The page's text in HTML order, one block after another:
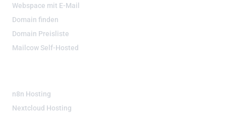
Webspace mit E-Mail
Domain finden
Domain Preisliste
Mailcow Self-Hosted
n8n Hosting
Nextcloud Hosting